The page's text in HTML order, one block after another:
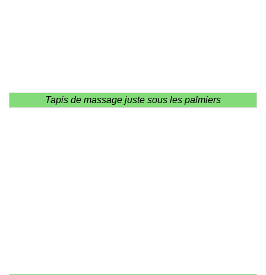
Tapis de massage juste sous les palmiers